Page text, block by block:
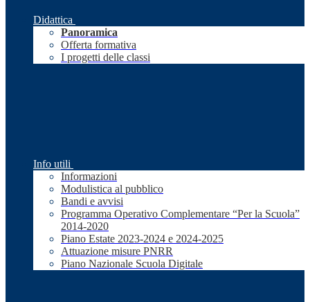
Didattica
Panoramica
Offerta formativa
I progetti delle classi
Info utili
Informazioni
Modulistica al pubblico
Bandi e avvisi
Programma Operativo Complementare “Per la Scuola”
2014-2020
Piano Estate 2023-2024 e 2024-2025
Attuazione misure PNRR
Piano Nazionale Scuola Digitale